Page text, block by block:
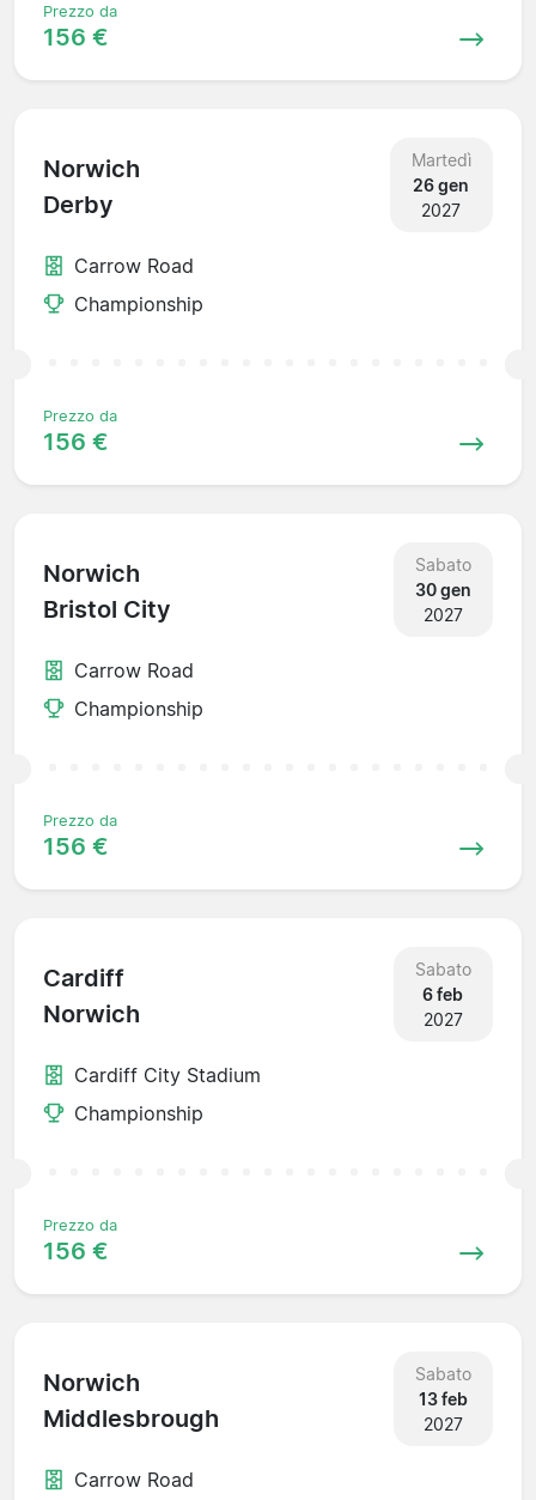
Prezzo da
156 €
Norwich
Derby
Martedì
26 gen
2027
Carrow Road
Championship
Prezzo da
156 €
Norwich
Bristol City
Sabato
30 gen
2027
Carrow Road
Championship
Prezzo da
156 €
Cardiff
Norwich
Sabato
6 feb
2027
Cardiff City Stadium
Championship
Prezzo da
156 €
Norwich
Middlesbrough
Sabato
13 feb
2027
Carrow Road